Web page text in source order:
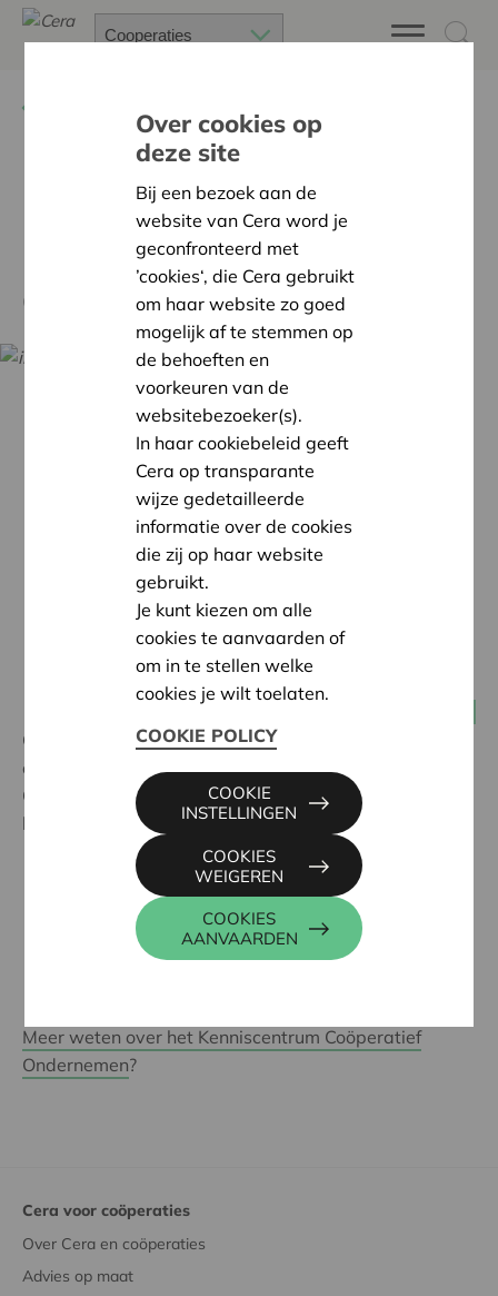
KU Leuven, Cera en
Boerenbond verlengen
Kenniscentrum Coöperatief
Ondernemen
Cera, Boerenbond en KU Leuven verbinden zich
opnieuw 3 jaar om het Kenniscentrum Coöperatief
Ondernemen verder uit te bouwen. Dit Kenniscentrum
heeft twee grote doelstellingen:
Wetenschappelijk onderzoek naar coöperatief
ondernemen
Onderwijs over coöperatief ondernemen, onder
Meer weten over het Kenniscentrum Coöperatief
Ondernemen?
Cera voor coöperaties
Over Cera en coöperaties
Advies op maat
Over cookies op
deze site
Bij een bezoek aan de
website van Cera word je
geconfronteerd met
’cookies‘, die Cera gebruikt
om haar website zo goed
mogelijk af te stemmen op
de behoeften en
voorkeuren van de
websitebezoeker(s).
In haar cookiebeleid geeft
Cera op transparante
wijze gedetailleerde
informatie over de cookies
die zij op haar website
gebruikt.
Je kunt kiezen om alle
cookies te aanvaarden of
om in te stellen welke
cookies je wilt toelaten.
COOKIE POLICY
COOKIES
AANVAARDEN
COOKIES
WEIGEREN
COOKIE
INSTELLINGEN